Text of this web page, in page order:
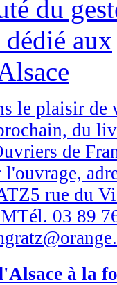
le plaisir de
du
de
l'ouvrage,
rue du
03 89
à la